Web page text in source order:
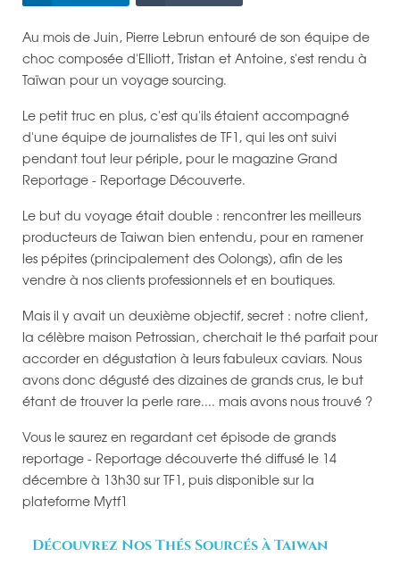
Au mois de Juin, Pierre Lebrun entouré de son équipe de
choc composée d'Elliott, Tristan et Antoine, s'est rendu à
Taïwan pour un voyage sourcing.
Le petit truc en plus, c'est qu'ils étaient accompagné
d'une équipe de journalistes de TF1, qui les ont suivi
pendant tout leur périple, pour le magazine Grand
Reportage - Reportage Découverte.
Le but du voyage était double : rencontrer les meilleurs
producteurs de Taiwan bien entendu, pour en ramener
les pépites (principalement des Oolongs), afin de les
vendre à nos clients professionnels et en boutiques.
Mais il y avait un deuxième objectif, secret : notre client,
la célèbre maison Petrossian, cherchait le thé parfait pour
accorder en dégustation à leurs fabuleux caviars. Nous
avons donc dégusté des dizaines de grands crus, le but
étant de trouver la perle rare.... mais avons nous trouvé ?
Vous le saurez en regardant cet épisode de grands
reportage - Reportage découverte thé diffusé le 14
décembre à 13h30 sur TF1, puis disponible sur la
plateforme Mytf1
Découvrez Nos Thés Sourcés à Taiwan